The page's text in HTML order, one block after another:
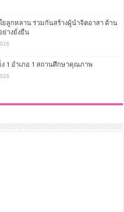
ยลูกหลาน ร่วมกันสร้างผู้นำจิตอาสา ด้าน
างยั่งยืน
ง 1 อำเภอ 1 สถานศึกษาคุณภาพ